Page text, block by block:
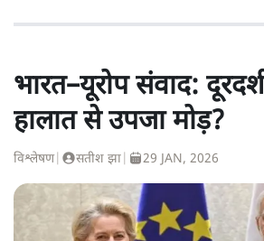
भारत–यूरोप संवाद:
हालात से उपजा मोड़?
विश्लेषण| सतीश झा 29 JAN, 2026